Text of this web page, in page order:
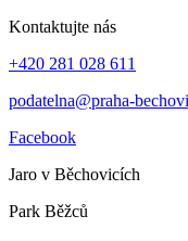
Kontaktujte nás
+420 281 028 611
podatelna@praha-
Facebook
Jaro v Běchovicích
Park Běžců